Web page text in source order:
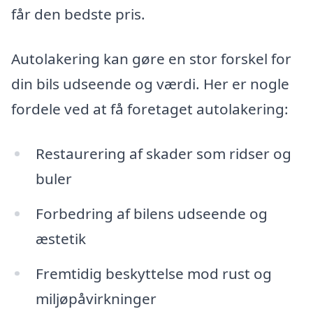
får den bedste pris.
Autolakering kan gøre en stor forskel for
din bils udseende og værdi. Her er nogle
fordele ved at få foretaget autolakering:
Restaurering af skader som ridser og
buler
Forbedring af bilens udseende og
æstetik
Fremtidig beskyttelse mod rust og
miljøpåvirkninger